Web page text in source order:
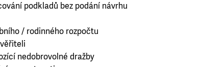
podkladů bez podání návrhu
/ rodinného rozpočtu
nedobrovolné dražby